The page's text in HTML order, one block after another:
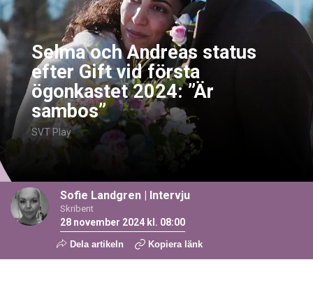
Selma och Andreas status
efter Gift vid första
ögonkastet 2024: ”Är
sambos”
SVT Play
Sofie Landgren | Intervju
Skribent
28 november 2024 kl. 08:00
Dela artikeln Kopiera länk